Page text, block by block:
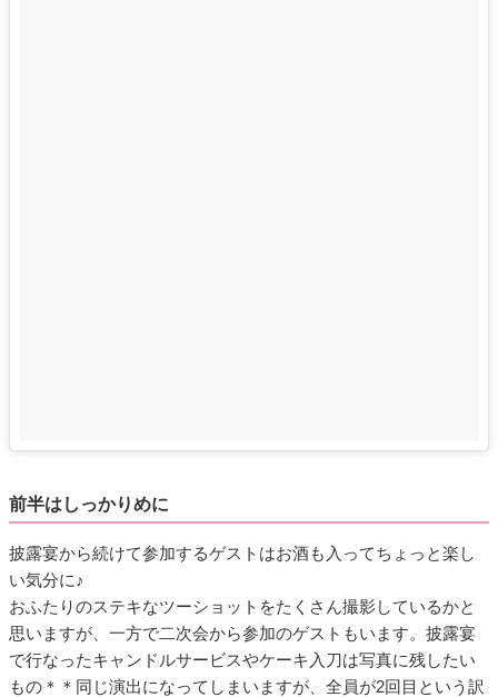
前半はしっかりめに
披露宴から続けて参加するゲストはお酒も入ってちょっと楽し
い気分に♪
おふたりのステキなツーショットをたくさん撮影しているかと
思いますが、一方で二次会から参加のゲストもいます。披露宴
で行なったキャンドルサービスやケーキ入刀は写真に残したい
もの＊＊同じ演出になってしまいますが、全員が2回目という訳